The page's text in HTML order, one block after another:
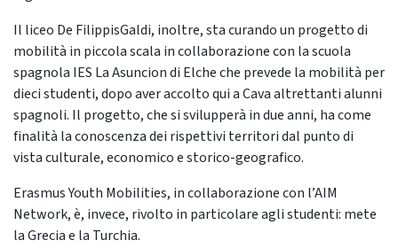
Il liceo De FilippisGaldi, inoltre, sta curando un progetto di
mobilità in piccola scala in collaborazione con la scuola
spagnola IES La Asuncion di Elche che prevede la mobilità per
dieci studenti, dopo aver accolto qui a Cava altrettanti alunni
spagnoli. Il progetto, che si svilupperà in due anni, ha come
finalità la conoscenza dei rispettivi territori dal punto di
vista culturale, economico e storico-geografico.
Erasmus Youth Mobilities, in collaborazione con l’AIM
Network, è, invece, rivolto in particolare agli studenti: mete
la Grecia e la Turchia.